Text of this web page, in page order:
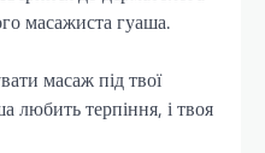
масажиста гуаша.
масаж під твої
любить терпіння, і твоя